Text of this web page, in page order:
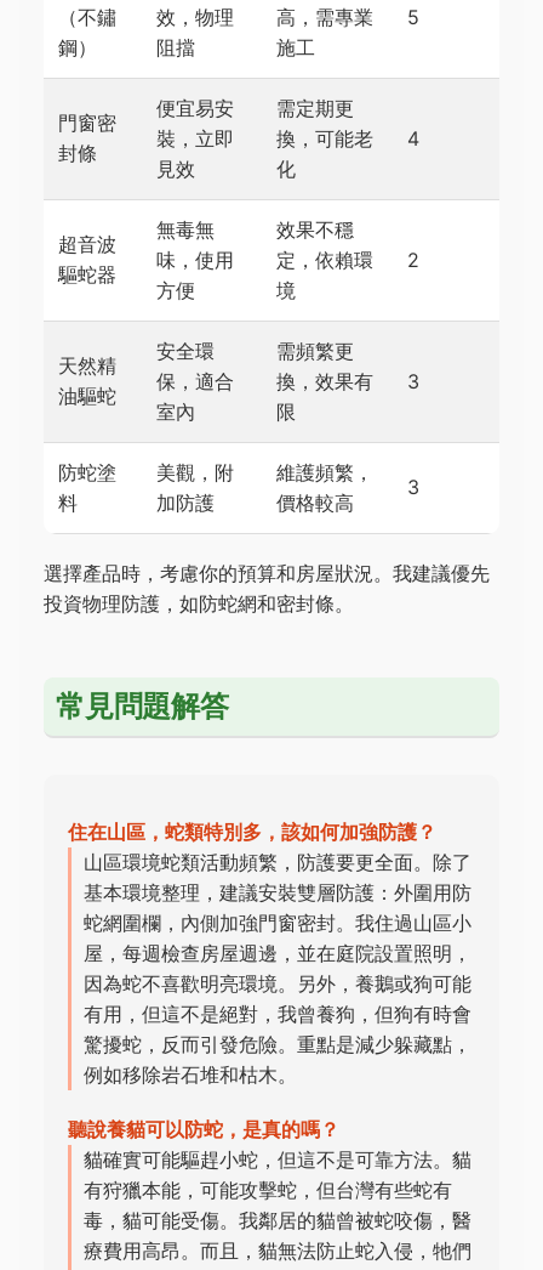
（不鏽
鋼）
效，物理
阻擋
高，需專業
施工
5
門窗密
封條
便宜易安
裝，立即
見效
需定期更
換，可能老
化
4
超音波
驅蛇器
無毒無
味，使用
方便
效果不穩
定，依賴環
境
2
天然精
油驅蛇
安全環
保，適合
室內
需頻繁更
換，效果有
限
3
防蛇塗
料
美觀，附
加防護
維護頻繁，
價格較高
3
選擇產品時，考慮你的預算和房屋狀況。我建議優先
投資物理防護，如防蛇網和密封條。
常見問題解答
住在山區，蛇類特別多，該如何加強防護？
山區環境蛇類活動頻繁，防護要更全面。除了
基本環境整理，建議安裝雙層防護：外圍用防
蛇網圍欄，內側加強門窗密封。我住過山區小
屋，每週檢查房屋週邊，並在庭院設置照明，
因為蛇不喜歡明亮環境。另外，養鵝或狗可能
有用，但這不是絕對，我曾養狗，但狗有時會
驚擾蛇，反而引發危險。重點是減少躲藏點，
例如移除岩石堆和枯木。
聽說養貓可以防蛇，是真的嗎？
貓確實可能驅趕小蛇，但這不是可靠方法。貓
有狩獵本能，可能攻擊蛇，但台灣有些蛇有
毒，貓可能受傷。我鄰居的貓曾被蛇咬傷，醫
療費用高昂。而且，貓無法防止蛇入侵，牠們